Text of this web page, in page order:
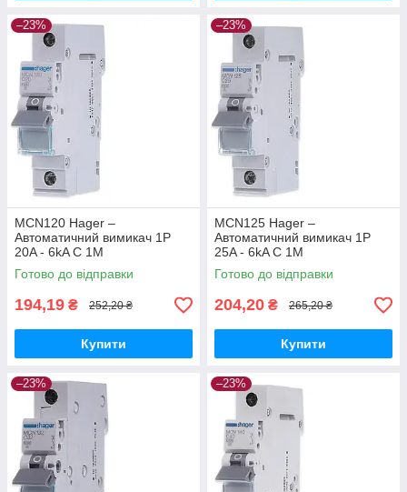
–23%
MCN120 Hager –
Автоматичний вимикач 1P
20A - 6kA C 1M
Готово до відправки
194,19 ₴ 252,20 ₴
Купити
–23%
MCN125 Hager –
Автоматичний вимикач 1P
25A - 6kA C 1M
Готово до відправки
204,20 ₴ 265,20 ₴
Купити
–23% –23%